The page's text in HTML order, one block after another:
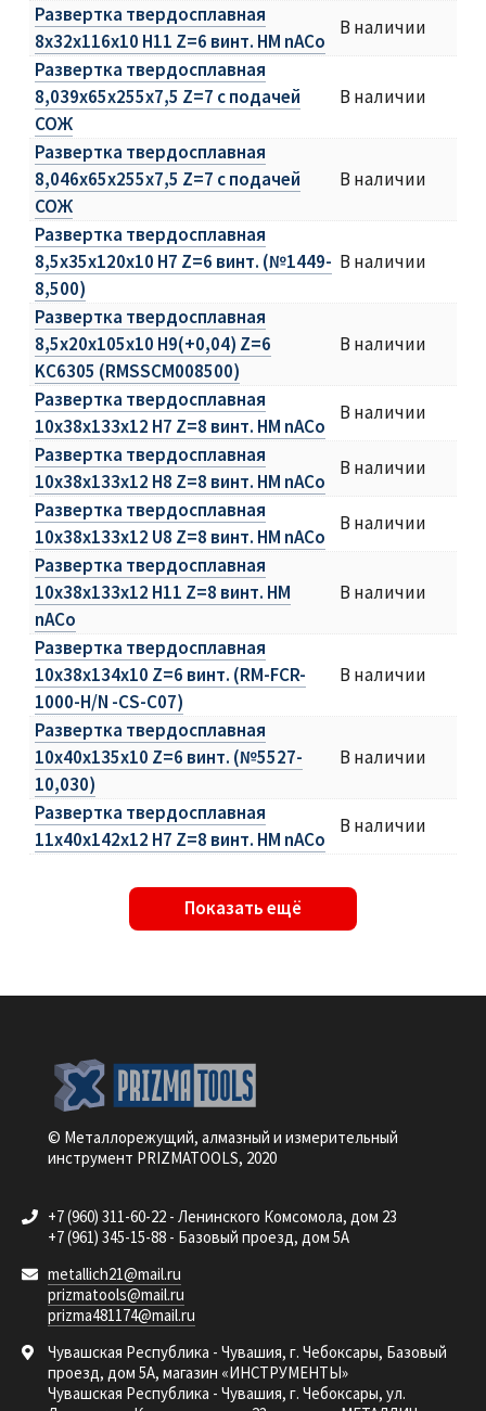
Развертка твердосплавная
8х32х116х10 H11 Z=6 винт. HM nACo
В наличии
Развертка твердосплавная
8,039х65х255х7,5 Z=7 c подачей
СОЖ
В наличии
Развертка твердосплавная
8,046х65х255х7,5 Z=7 c подачей
СОЖ
В наличии
Развертка твердосплавная
8,5х35х120х10 H7 Z=6 винт. (№1449-
8,500)
В наличии
Развертка твердосплавная
8,5х20х105х10 H9(+0,04) Z=6
KC6305 (RMSSCM008500)
В наличии
Развертка твердосплавная
10х38х133х12 H7 Z=8 винт. HM nACo
В наличии
Развертка твердосплавная
10х38х133х12 H8 Z=8 винт. HM nACo
В наличии
Развертка твердосплавная
10х38х133х12 U8 Z=8 винт. HM nACo
В наличии
Развертка твердосплавная
10х38х133х12 H11 Z=8 винт. HM
nACo
В наличии
Развертка твердосплавная
10х38х134х10 Z=6 винт. (RM-FCR-
1000-H/N -CS-C07)
В наличии
Развертка твердосплавная
10х40х135х10 Z=6 винт. (№5527-
10,030)
В наличии
Развертка твердосплавная
11х40х142х12 H7 Z=8 винт. HM nACo
В наличии
Показать ещё
© Металлорежущий, алмазный и измерительный
инструмент PRIZMATOOLS, 2020
+7 (960) 311-60-22 - Ленинского Комсомола, дом 23
+7 (961) 345-15-88 - Базовый проезд, дом 5А
metallich21@mail.ru
prizmatools@mail.ru
prizma481174@mail.ru
Чувашская Республика - Чувашия, г. Чебоксары, Базовый
проезд, дом 5А, магазин «ИНСТРУМЕНТЫ»
Чувашская Республика - Чувашия, г. Чебоксары, ул.